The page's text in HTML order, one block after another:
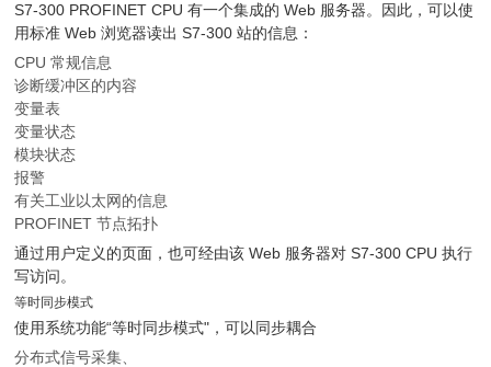
S7-300 PROFINET CPU 有一个集成的 Web 服务器。因此，可以使
用标准 Web 浏览器读出 S7-300 站的信息：
CPU 常规信息
诊断缓冲区的内容
变量表
变量状态
模块状态
报警
有关工业以太网的信息
PROFINET 节点拓扑
通过用户定义的页面，也可经由该 Web 服务器对 S7-300 CPU 执行
写访问。
等时同步模式
使用系统功能“等时同步模式"，可以同步耦合
分布式信号采集、